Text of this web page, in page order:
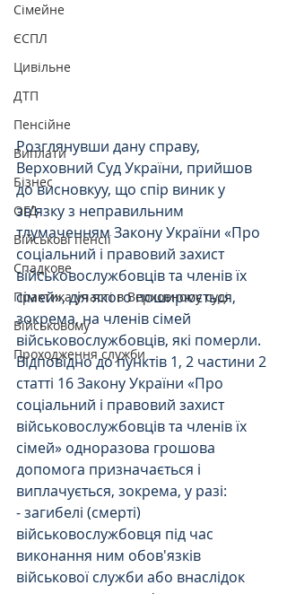
Сімейне
ЄСПЛ
Цивільне
ДТП
Пенсійне
Виплати
Бізнес
ОГД
Військові пенсії
Спадкове
Практика участі в Верховному суді
Військовому
Проходження служби
Розглянувши дану справу,
Верховний Суд України, прийшов
до висновкуу, що спір виник у
зв'язку з неправильним
тлумаченням Закону України «Про
соціальний і правовий захист
військовослужбовців та членів їх
сімей», дія якого поширюється,
зокрема, на членів сімей
військовослужбовців, які померли.
Відповідно до пунктів 1, 2 частини 2
статті 16 Закону України «Про
соціальний і правовий захист
військовослужбовців та членів їх
сімей» одноразова грошова
допомога призначається і
виплачується, зокрема, у разі:
- загибелі (смерті)
військовослужбовця під час
виконання ним обов'язків
військової служби або внаслідок